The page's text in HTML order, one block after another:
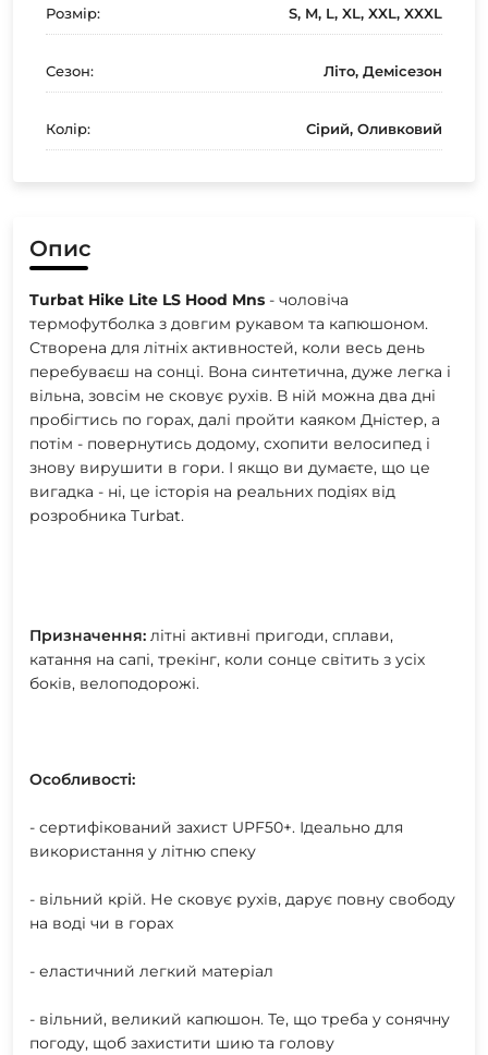
Розмір: S, M, L, XL, XXL, XXXL
Сезон: Літо, Демісезон
Колір: Сірий, Оливковий
Опис
Turbat Hike Lite LS Hood Mns - чоловіча
термофутболка з довгим рукавом та капюшоном.
Створена для літніх активностей, коли весь день
перебуваєш на сонці. Вона синтетична, дуже легка і
вільна, зовсім не сковує рухів. В ній можна два дні
пробігтись по горах, далі пройти каяком Дністер, а
потім - повернутись додому, схопити велосипед і
знову вирушити в гори. І якщо ви думаєте, що це
вигадка - ні, це історія на реальних подіях від
розробника Turbat.
Призначення: літні активні пригоди, сплави,
катання на сапі, трекінг, коли сонце світить з усіх
боків, велоподорожі.
Особливості:
- сертифікований захист UPF50+. Ідеально для
використання у літню спеку
- вільний крій. Не сковує рухів, дарує повну свободу
на воді чи в горах
- еластичний легкий матеріал
- вільний, великий капюшон. Те, що треба у сонячну
погоду, щоб захистити шию та голову